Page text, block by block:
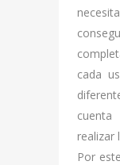
cada
realizar
Por